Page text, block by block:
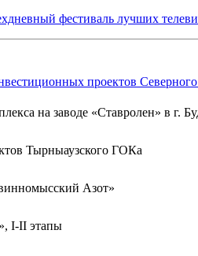
фестиваль лучших
проектов Северного
на заводе «Ставролен» в г.
Тырныаузского ГОКа
Азот»
I-II этапы